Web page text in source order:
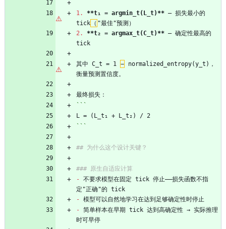
1. **t₁ = argmin_t(L_t)** — 损失最小的
tick （ "最佳"预测）
2.
**t₂ = argmax_t(C_t)** — 确定性最高的
tick
其中 C_t = 1 − normalized_entropy(y_t)，
衡量预测置信度。
最终损失：
```
L = (L_t₁ + L_t₂) / 2
```
## 为什么这个设计关键？
### 原生自适应计算
- 不要求模型在固定 tick 停止——损失函数不指
定"正确"的 tick
- 模型可以自然地学习在达到足够确定性时停止
- 简单样本在早期 tick 达到高确定性 → 实际推理
时可早停